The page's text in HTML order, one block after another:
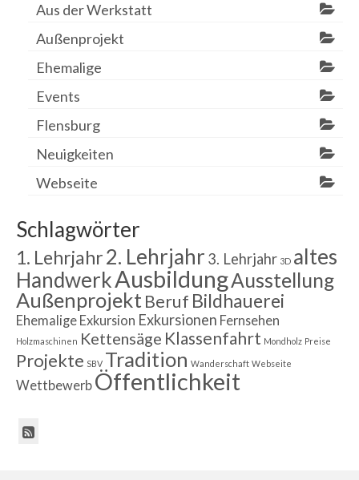
Aus der Werkstatt
Außenprojekt
Ehemalige
Events
Flensburg
Neuigkeiten
Webseite
Schlagwörter
1. Lehrjahr2. Lehrjahr 3. Lehrjahr 3D altes
HandwerkAusbildungAusstellung
Außenprojekt Beruf Bildhauerei
Ehemalige Exkursion Exkursionen Fernsehen
Holzmaschinen Kettensäge Klassenfahrt Mondholz Preise
Projekte SBV Tradition Wanderschaft Webseite
Wettbewerb Öffentlichkeit